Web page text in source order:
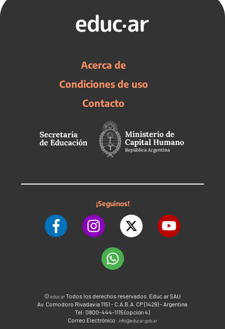
Acerca de
Condiciones de uso
Contacto
¡Seguinos!
©educ.arTodos los derechos reservados. Educ.ar SAU
Av. Comodoro Rivadavia 1151 - C.A.B.A. CP (1429) - Argentina
Tel: 0800-444-1115 (opción 4)
Correo Electrónico: info@educar.gob.ar